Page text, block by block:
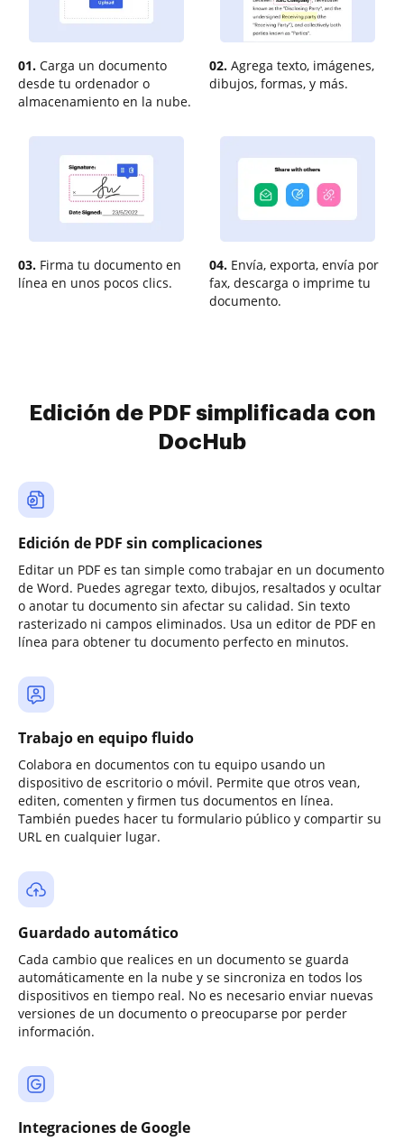
01. Carga un documento
desde tu ordenador o
almacenamiento en la nube.
02. Agrega texto, imágenes,
dibujos, formas, y más.
03. Firma tu documento en
línea en unos pocos clics.
04. Envía, exporta, envía por
fax, descarga o imprime tu
documento.
Edición de PDF simplificada con
DocHub
Edición de PDF sin complicaciones
Editar un PDF es tan simple como trabajar en un documento
de Word. Puedes agregar texto, dibujos, resaltados y ocultar
o anotar tu documento sin afectar su calidad. Sin texto
rasterizado ni campos eliminados. Usa un editor de PDF en
línea para obtener tu documento perfecto en minutos.
Trabajo en equipo fluido
Colabora en documentos con tu equipo usando un
dispositivo de escritorio o móvil. Permite que otros vean,
editen, comenten y firmen tus documentos en línea.
También puedes hacer tu formulario público y compartir su
URL en cualquier lugar.
Guardado automático
Cada cambio que realices en un documento se guarda
automáticamente en la nube y se sincroniza en todos los
dispositivos en tiempo real. No es necesario enviar nuevas
versiones de un documento o preocuparse por perder
información.
Integraciones de Google